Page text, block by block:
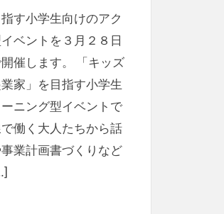
す小学生向けのアク
ベントを３月２８日
催します。 「キッズ
家」を目指す小学生
ニング型イベントで
働く大人たちから話
業計画書づくりなど